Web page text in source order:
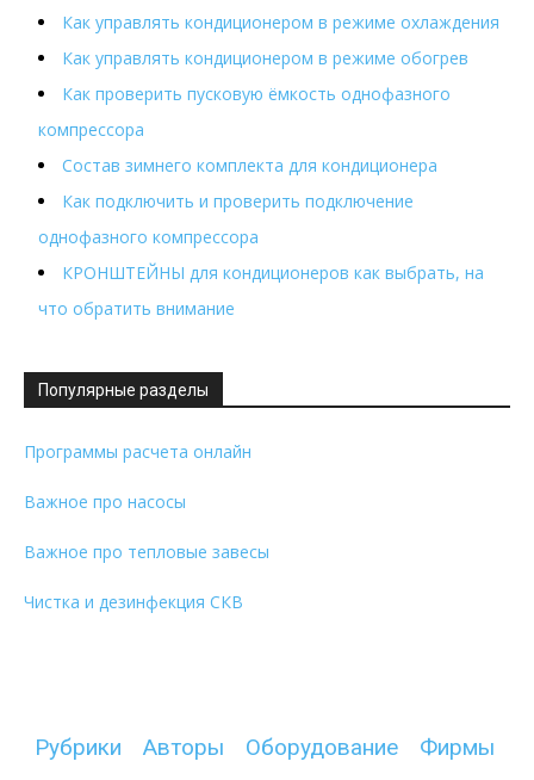
Как управлять кондиционером в режиме охлаждения
Как управлять кондиционером в режиме обогрев
Как проверить пусковую ёмкость однофазного
компрессора
Состав зимнего комплекта для кондиционера
Как подключить и проверить подключение
однофазного компрессора
КРОНШТЕЙНЫ для кондиционеров как выбрать, на
что обратить внимание
Популярные разделы
Программы расчета онлайн
Важное про насосы
Важное про тепловые завесы
Чистка и дезинфекция СКВ
Рубрики Авторы Оборудование Фирмы